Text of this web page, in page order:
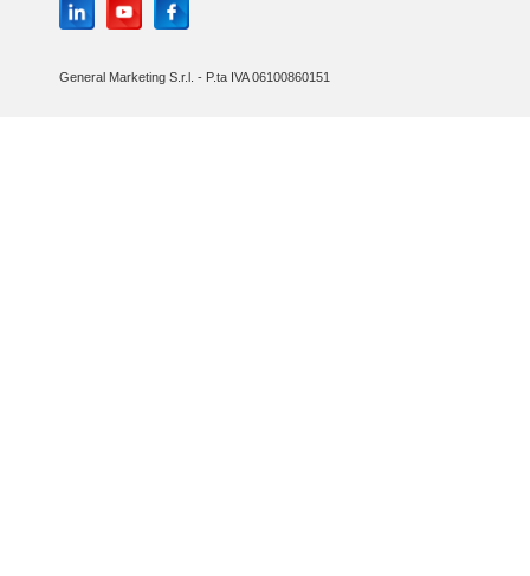
General Marketing S.r.l. - P.ta IVA 06100860151